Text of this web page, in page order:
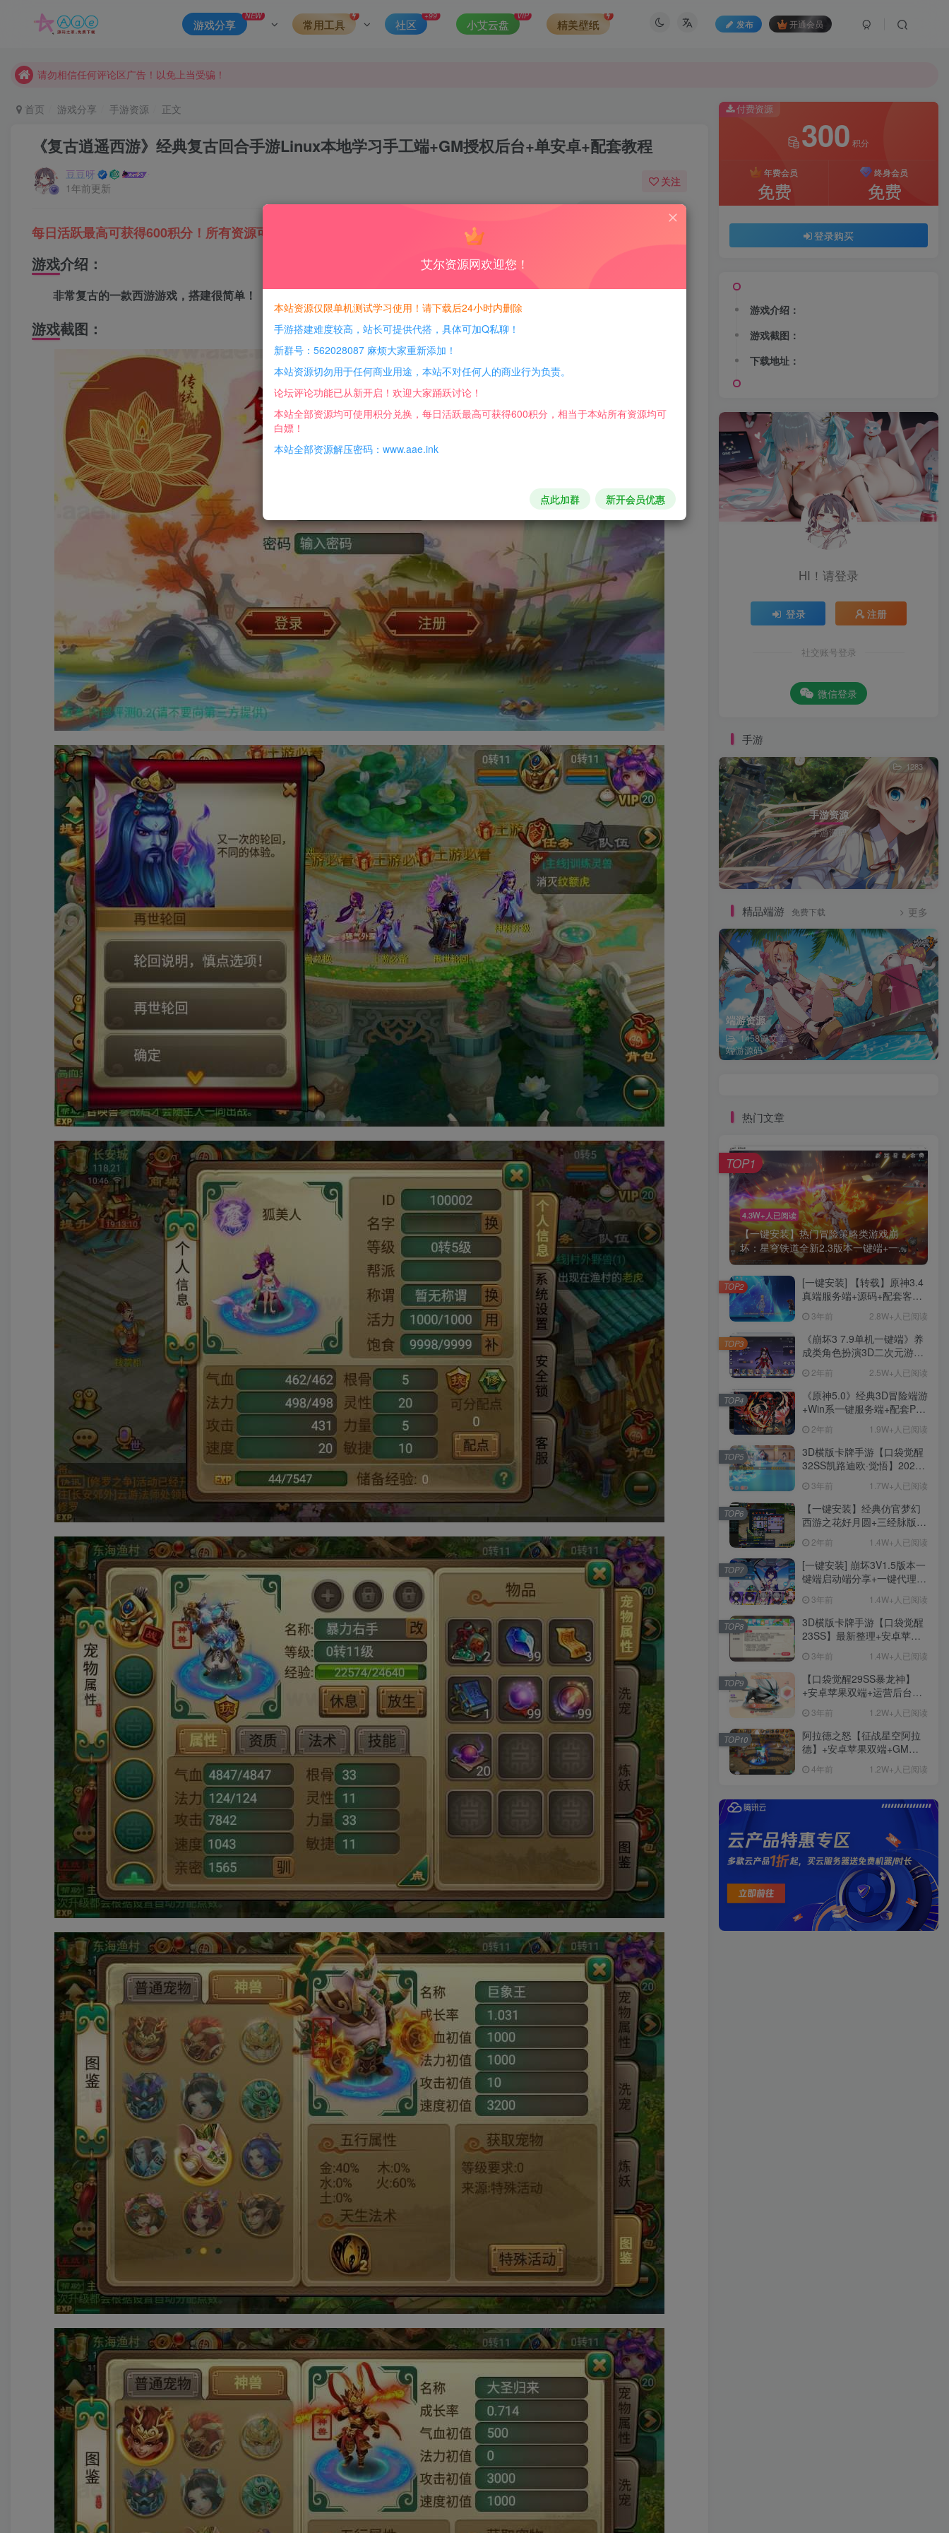
发布 开通会员
游戏分享
NEW
常用工具 社区
+99
小艾云盘
VIP
精美壁纸
现在赞助会员享受专属折扣，详情点击此条公告。
本网站的文章部分内容可能来源于网络，仅供大家学习与参考，如有侵权，请联系站长QQ466107887进行删除处理。
首页 游戏分享 手游资源 正文
《复古逍遥西游》经典复古回合手游Linux本地学习手工端+GM授权后台+单安卓+配套教程
豆豆呀
1年前更新
关注
每日活跃最高可获得600积分！所有资源可以使用积分免费兑换！
游戏介绍：
非常复古的一款西游游戏，搭建很简单！
游戏截图：
付费资源
300 积分
年费会员
免费
终身会员
免费
登录购买
游戏介绍：
游戏截图：
下载地址：
HI！请登录
登录 注册
社交账号登录
微信登录
手游
手游资源
手游源码
1283
精品端游 免费下载 更多
端游资源
1458篇文章
端游源码
热门文章
4.3W+人已阅读
【一键安装】热门冒险策略类游戏崩
坏：星穹铁道全新2.3版本一键端+一...
TOP1
[一键安装] 【转载】原神3.4
真端服务端+源码+配套客户
说明文件
3年前 2.8W+人已阅读
TOP2
《崩坏3 7.9单机一键端》养
成类角色扮演3D二次元游
用、无限资源、附带保姆级
安装教程
2年前 2.5W+人已阅读
TOP3
《原神5.0》经典3D冒险端游
+Win系一键服务端+配套PC
池文件
2年前 1.9W+人已阅读
TOP4
3D横版卡牌手游【口袋觉醒
32SS凯路迪欧·觉悟】2023
+支付对接+安卓苹果双端+运
营后台+GM授权后台+代理
后台
3年前 1.7W+人已阅读
TOP5
【一键安装】经典仿官梦幻
西游之花好月圆+三经脉版本
卡+剧情活动+视频搭建及其
他修改资料
2年前 1.4W+人已阅读
TOP6
[一键安装] 崩坏3V1.5版本一
键端启动端分享+一键代理
ID+详细指令+极简一键修改
3年前 1.4W+人已阅读
TOP7
3D横版卡牌手游【口袋觉醒
23SS】最新整理+安卓苹果
细搭建教程
3年前 1.4W+人已阅读
TOP8
【口袋觉醒29SS暴龙神】
+安卓苹果双端+运营后台
端 3年前 1.2W+人已阅读
TOP9
阿拉德之怒【征战星空阿拉
德】+安卓苹果双端+GM授
+详细教程
4年前 1.2W+人已阅读
TOP10
艾尔资源网欢迎您！
本站资源仅限单机测试学习使用！请下载后24小时内删除
手游搭建难度较高，站长可提供代搭，具体可加Q私聊！
新群号：562028087 麻烦大家重新添加！
本站资源切勿用于任何商业用途，本站不对任何人的商业行为负责。
论坛评论功能已从新开启！欢迎大家踊跃讨论！
本站全部资源均可使用积分兑换，每日活跃最高可获得600积分，相当于本站所有资源均可
白嫖！
本站全部资源解压密码：www.aae.ink
点此加群 新开会员优惠